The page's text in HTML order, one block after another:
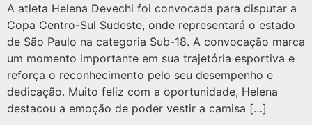
A atleta Helena Devechi foi convocada para disputar a
Copa Centro-Sul Sudeste, onde representará o estado
de São Paulo na categoria Sub-18. A convocação marca
um momento importante em sua trajetória esportiva e
reforça o reconhecimento pelo seu desempenho e
dedicação. Muito feliz com a oportunidade, Helena
destacou a emoção de poder vestir a camisa […]